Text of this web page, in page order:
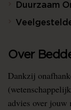
Duurzaam
Over
Dankzij
advies over jouw